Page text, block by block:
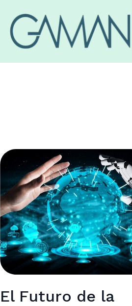
El Futuro de la